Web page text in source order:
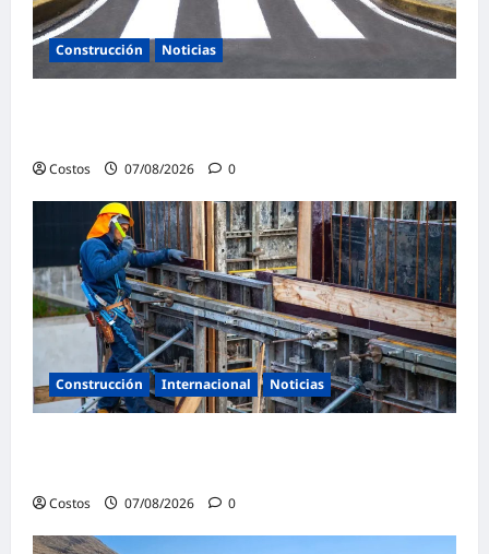
Construcción Noticias
Costos 07/08/2026 0
Construcción Internacional Noticias
Costos 07/08/2026 0